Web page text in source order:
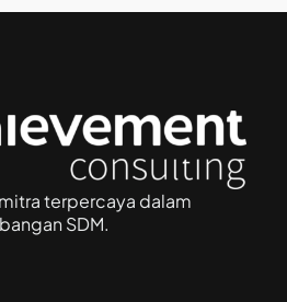
terpercaya dalam
SDM.